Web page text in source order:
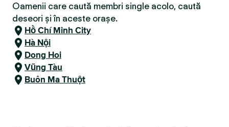
Oamenii care caută membri single acolo, caută
deseori și în aceste orașe.
Hồ Chí Minh City
Hà Nội
Dong Hoi
Vũng Tàu
Buôn Ma Thuột